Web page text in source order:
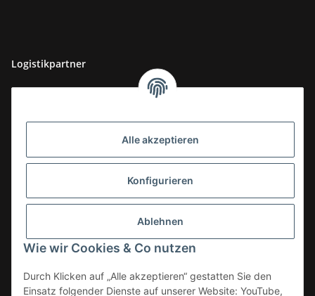
Alle akzeptieren
Konfigurieren
Ablehnen
Wie wir Cookies & Co nutzen
Durch Klicken auf „Alle akzeptieren“ gestatten Sie den
Einsatz folgender Dienste auf unserer Website: YouTube,
Logistikpartner